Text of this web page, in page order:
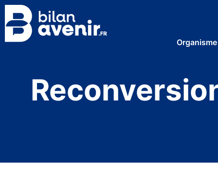
Organisme